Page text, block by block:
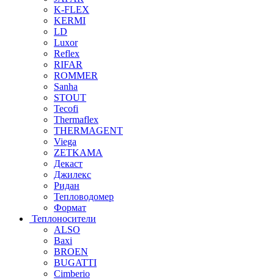
K-FLEX
KERMI
LD
Luxor
Reflex
RIFAR
ROMMER
Sanha
STOUT
Tecofi
Thermaflex
THERMAGENT
Viega
ZETKAMA
Декаст
Джилекс
Ридан
Тепловодомер
Формат
Теплоносители
ALSO
Baxi
BROEN
BUGATTI
Cimberio